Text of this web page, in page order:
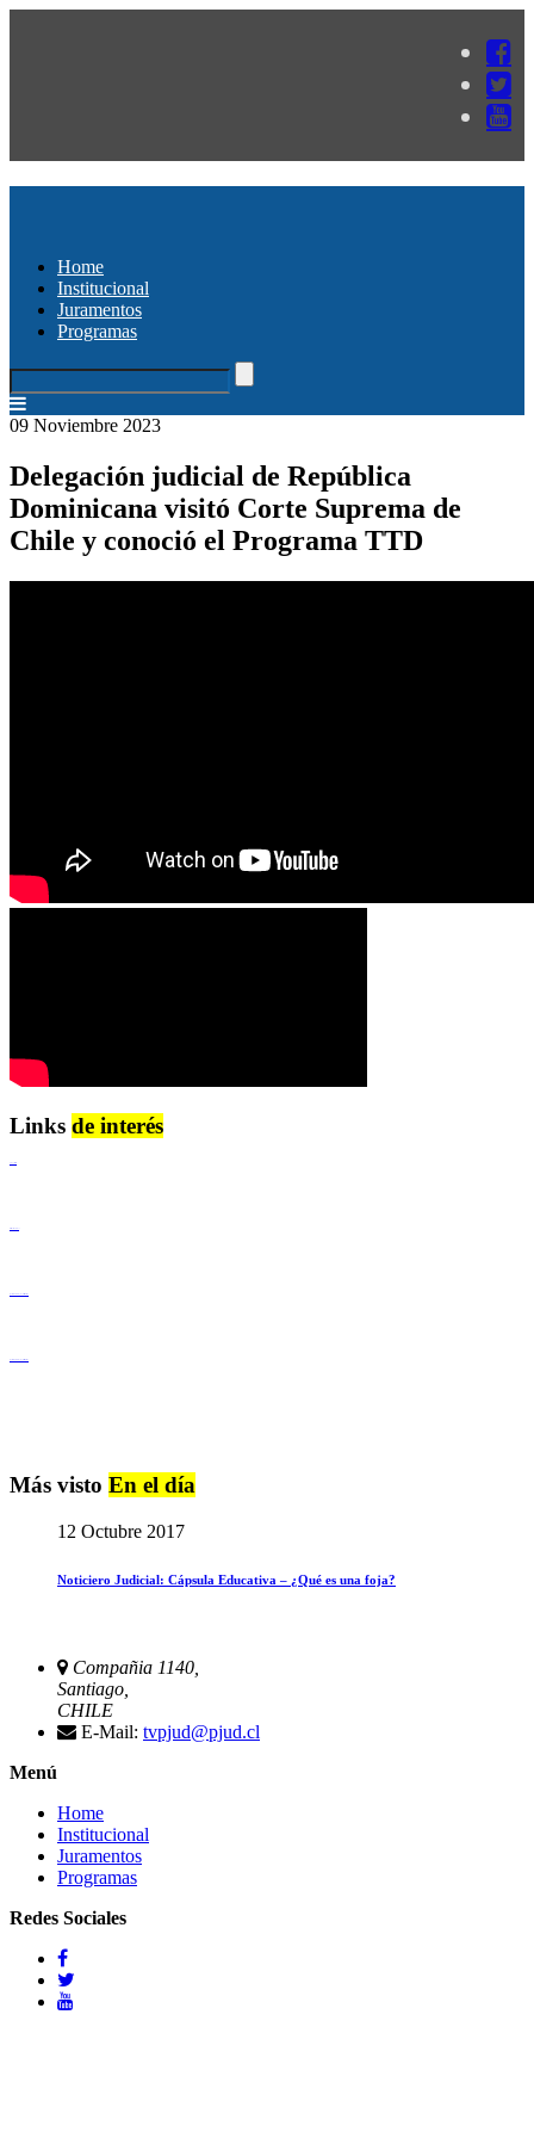
Home
Institucional
Juramentos
Programas
09 Noviembre 2023
Delegación judicial de República
Dominicana visitó Corte Suprema de
Chile y conoció el Programa TTD
Links de interés
Más visto En el día
12 Octubre 2017
Noticiero Judicial: Cápsula Educativa – ¿Qué es una foja?
Compañia 1140,
Santiago,
CHILE
E-Mail: tvpjud@pjud.cl
Menú
Home
Institucional
Juramentos
Programas
Redes Sociales